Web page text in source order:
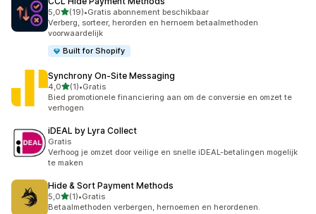
5,0van 5 sterren
(19)
19 recensies in totaal
•Gratis abonnement beschikbaar
Verberg, sorteer, herorden en hernoem betaalmethoden
voorwaardelijk
Built for Shopify
Synchrony On‑Site Messaging
4,0van 5 sterren
(1)
1 recensies in totaal
•Gratis
Bied promotionele financiering aan om de conversie en omzet te
verhogen
iDEAL by Lyra Collect
Gratis
Verhoog je omzet door veilige en snelle iDEAL-betalingen mogelijk
te maken
Hide & Sort Payment Methods
5,0van 5 sterren
(1)
1 recensies in totaal
•Gratis
Betaalmethoden verbergen, hernoemen en herordenen.